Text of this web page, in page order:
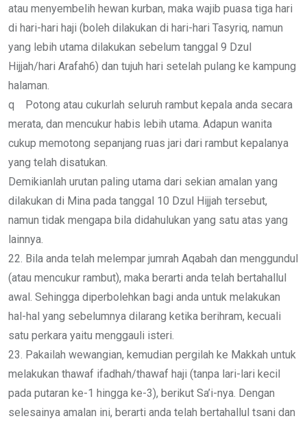
atau menyembelih hewan kurban, maka wajib puasa tiga hari
di hari-hari haji (boleh dilakukan di hari-hari Tasyriq, namun
yang lebih utama dilakukan sebelum tanggal 9 Dzul
Hijjah/hari Arafah6) dan tujuh hari setelah pulang ke kampung
halaman.
q Potong atau cukurlah seluruh rambut kepala anda secara
merata, dan mencukur habis lebih utama. Adapun wanita
cukup memotong sepanjang ruas jari dari rambut kepalanya
yang telah disatukan.
Demikianlah urutan paling utama dari sekian amalan yang
dilakukan di Mina pada tanggal 10 Dzul Hijjah tersebut,
namun tidak mengapa bila didahulukan yang satu atas yang
lainnya.
22. Bila anda telah melempar jumrah Aqabah dan menggundul
(atau mencukur rambut), maka berarti anda telah bertahallul
awal. Sehingga diperbolehkan bagi anda untuk melakukan
hal-hal yang sebelumnya dilarang ketika berihram, kecuali
satu perkara yaitu menggauli isteri.
23. Pakailah wewangian, kemudian pergilah ke Makkah untuk
melakukan thawaf ifadhah/thawaf haji (tanpa lari-lari kecil
pada putaran ke-1 hingga ke-3), berikut Sa’i-nya. Dengan
selesainya amalan ini, berarti anda telah bertahallul tsani dan